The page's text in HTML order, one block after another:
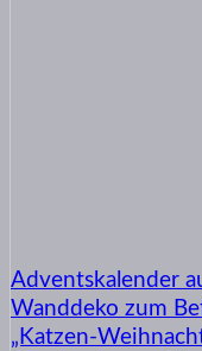
Adventskalender
Wanddeko zum
„Katzen-